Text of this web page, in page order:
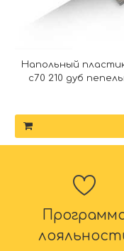
Напольный
c70 210 дуб